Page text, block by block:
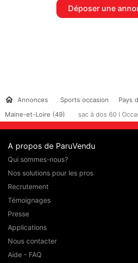
Déposer une
Annonces Sports occasion
Pays
Maine-et-Loire (49)
sac à dos 60 l
A propos de ParuVendu
Qui sommes-nous?
Nos solutions pour les pros
Recrutement
Témoignages
Presse
Applications
Nous contacter
Aide - FAQ